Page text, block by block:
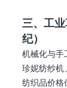
三、工
纪）
机械化与手
珍妮纺纱机
纺织品价格